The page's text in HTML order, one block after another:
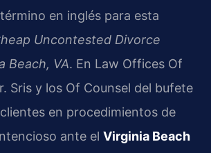
en inglés para esta
Uncontested Divorce
Beach, VA. En Law Offices Of
Sris y los Of Counsel del bufete
en procedimientos de
ante el Virginia Beach